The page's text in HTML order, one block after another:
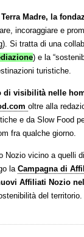
Terra Madre, la
incoraggiare e
). Si tratta di una
) e la
turistiche.
di visibilità nelle
oltre alla
e da Slow Food
fra qualche giorno.
Nozio vicino a quelli
la Campagna di
Affiliati Nozio
del territorio.